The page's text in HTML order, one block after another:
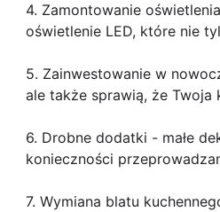
4. Zamontowanie
oświetlenie LED, które nie
5. Zainwestowanie w
ale także sprawią, że Twoja
6. Drobne dodatki - małe
konieczności
7. Wymiana blatu